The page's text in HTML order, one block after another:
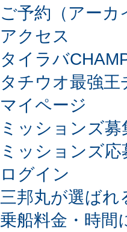
ご予約（アーカ
アクセス
タイラバ
タチウオ最強
マイページ
ミッションズ募
ミッションズ応
ログイン
三邦丸が選ばれ
乗船料金・時間